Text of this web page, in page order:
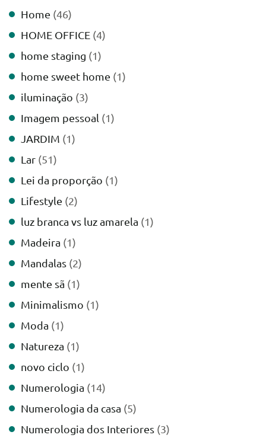
Home (46)
HOME OFFICE (4)
home staging (1)
home sweet home (1)
iluminação (3)
Imagem pessoal (1)
JARDIM (1)
Lar (51)
Lei da proporção (1)
Lifestyle (2)
luz branca vs luz amarela (1)
Madeira (1)
Mandalas (2)
mente sã (1)
Minimalismo (1)
Moda (1)
Natureza (1)
novo ciclo (1)
Numerologia (14)
Numerologia da casa (5)
Numerologia dos Interiores (3)